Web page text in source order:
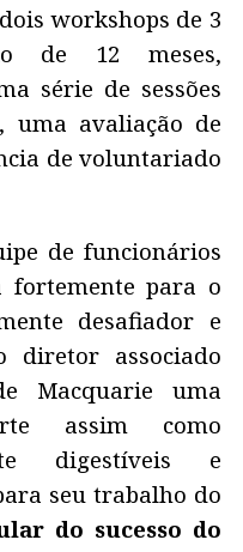
workshops de 3
de 12 meses,
série de sessões
uma avaliação de
de voluntariado
de funcionários
fortemente para o
desafiador e
diretor associado
Macquarie uma
assim como
digestíveis e
seu trabalho do
do sucesso do